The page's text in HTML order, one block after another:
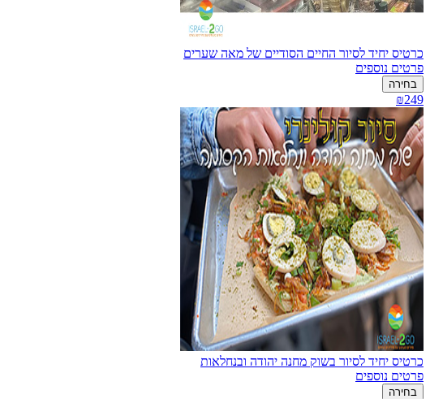
כרטיס יחיד לסיור החיים הסודיים של מאה שערים
פרטים נוספים
בחירה
₪249
כרטיס יחיד לסיור בשוק מחנה יהודה ובנחלאות
פרטים נוספים
בחירה